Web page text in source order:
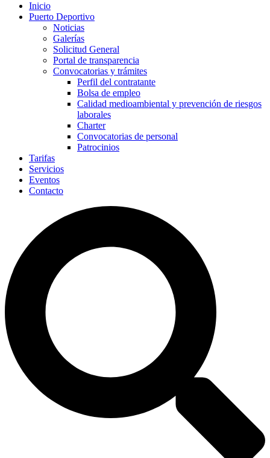
Inicio
Puerto Deportivo
Noticias
Galerías
Solicitud General
Portal de transparencia
Convocatorias y trámites
Perfil del contratante
Bolsa de empleo
Calidad medioambiental y prevención de riesgos
laborales
Charter
Convocatorias de personal
Patrocinios
Tarifas
Servicios
Eventos
Contacto